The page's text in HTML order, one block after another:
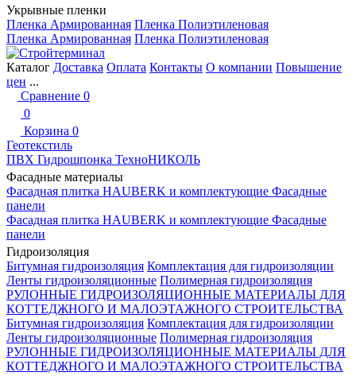
Укрывные пленки
Пленка Армированная Пленка Полиэтиленовая
Пленка Армированная Пленка Полиэтиленовая
Каталог Доставка Оплата Контакты О компании Повышение
цен ...
Сравнение 0
0
Корзина 0
Геотекстиль
ПВХ Гидрошпонка ТехноНИКОЛЬ
Фасадные материалы
Фасадная плитка HAUBERK и комплектующие Фасадные
панели
Фасадная плитка HAUBERK и комплектующие Фасадные
панели
Гидроизоляция
Битумная гидроизоляция Комплектация для гидроизоляции
Ленты гидроизоляционные Полимерная гидроизоляция
РУЛОННЫЕ ГИДРОИЗОЛЯЦИОННЫЕ МАТЕРИАЛЫ ДЛЯ
КОТТЕДЖНОГО И МАЛОЭТАЖНОГО СТРОИТЕЛЬСТВА
Битумная гидроизоляция Комплектация для гидроизоляции
Ленты гидроизоляционные Полимерная гидроизоляция
РУЛОННЫЕ ГИДРОИЗОЛЯЦИОННЫЕ МАТЕРИАЛЫ ДЛЯ
КОТТЕДЖНОГО И МАЛОЭТАЖНОГО СТРОИТЕЛЬСТВА